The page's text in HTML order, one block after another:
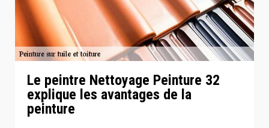
Le peintre Nettoyage Peinture 32
explique les avantages de la
peinture